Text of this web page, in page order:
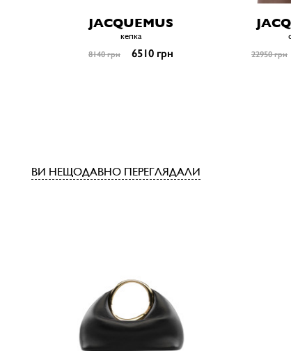
JACQUEMUS
кепка
8140 грн 6510 грн 22950 грн
ВИ НЕЩОДАВНО ПЕРЕГЛЯДАЛИ